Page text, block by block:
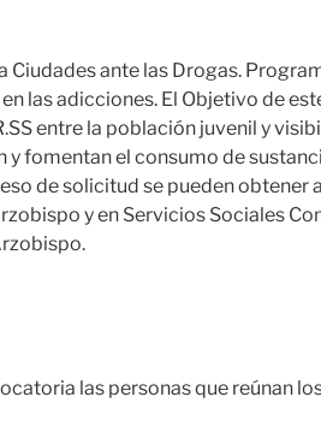
ante las Drogas.
las adicciones. El Objetivo de
entre la población juvenil y
fomentan el consumo de
de solicitud se pueden obtener
y en Servicios Sociales
las personas que reúnan